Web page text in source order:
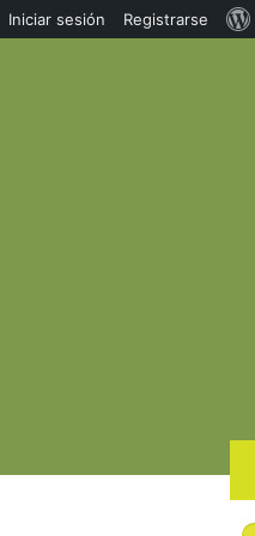
Iniciar sesión Registrarse